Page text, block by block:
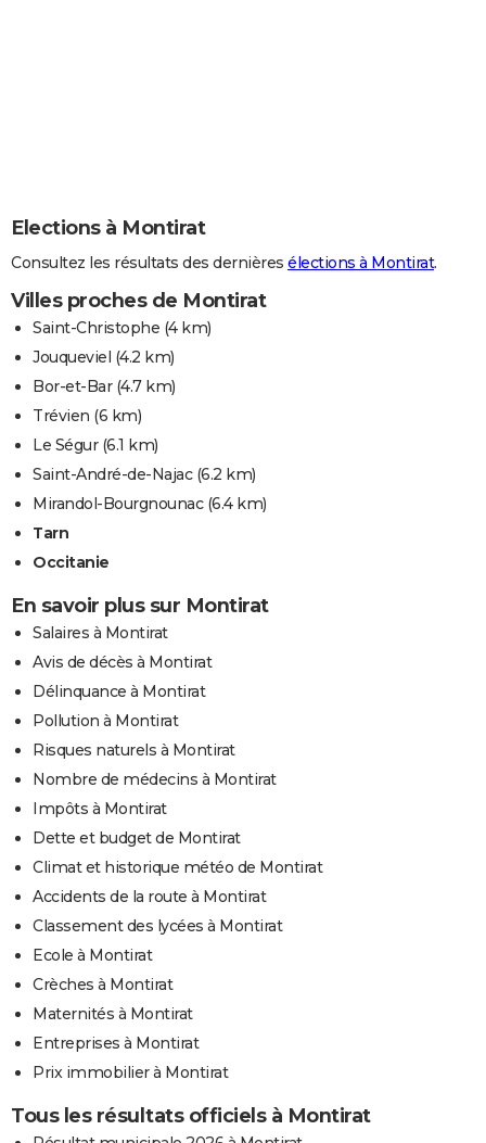
Elections à Montirat
Consultez les résultats des dernières élections à Montirat.
Villes proches de Montirat
Saint-Christophe (4 km)
Jouqueviel (4.2 km)
Bor-et-Bar(4.7 km)
Trévien (6 km)
Le Ségur(6.1 km)
Saint-André-de-Najac(6.2 km)
Mirandol-Bourgnounac(6.4 km)
Tarn
Occitanie
En savoir plus sur Montirat
Salaires à Montirat
Avis de décès à Montirat
Délinquance à Montirat
Pollution à Montirat
Risques naturels à Montirat
Nombre de médecins à Montirat
Impôts à Montirat
Dette et budget de Montirat
Climat et historique météo de Montirat
Accidents de la route à Montirat
Classement des lycées à Montirat
Ecole à Montirat
Crèches à Montirat
Maternités à Montirat
Entreprises à Montirat
Prix immobilier à Montirat
Tous les résultats officiels à Montirat